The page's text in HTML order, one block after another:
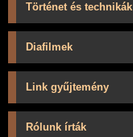
Történet és technikák
Diafilmek
Link gyűjtemény
Rólunk írták